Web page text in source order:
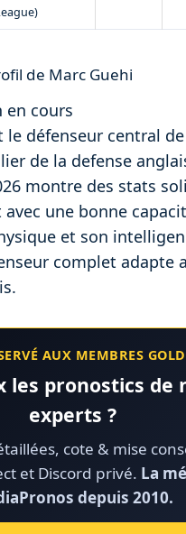
de Marc Guehi
en cours
le défenseur central
de la defense
montre des stats
une bonne
et son
complet adapte
AUX MEMBRES GOLD
les pronostics de
experts ?
cote & mise
et Discord privé. La
depuis 2010.